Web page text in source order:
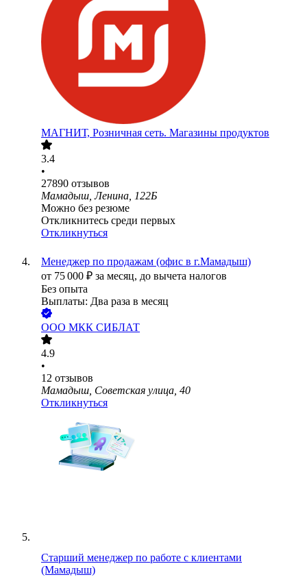
МАГНИТ, Розничная сеть. Магазины продуктов
3.4
•
27890 отзывов
Мамадыш, Ленина, 122Б
Можно без резюме
Откликнитесь среди первых
Откликнуться
Менеджер по продажам (офис в г.Мамадыш)
от 75 000 ₽ за месяц, до вычета налогов
Без опыта
Выплаты: Два раза в месяц
ООО МКК СИБЛАТ
4.9
•
12 отзывов
Мамадыш, Советская улица, 40
Откликнуться
Старший менеджер по работе с клиентами
(Мамадыш)